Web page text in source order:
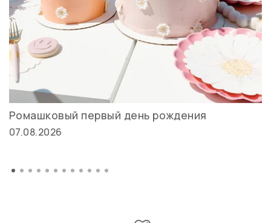
Ромашковый первый день рождения
07.08.2026